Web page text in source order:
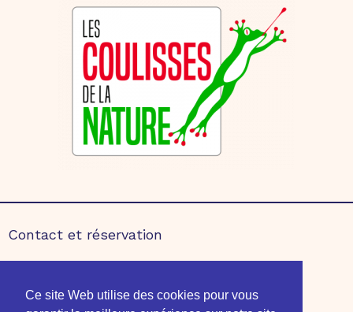
Ce site Web utilise des cookies pour vous
Contact et réservation
Partenaires
Mentions légales